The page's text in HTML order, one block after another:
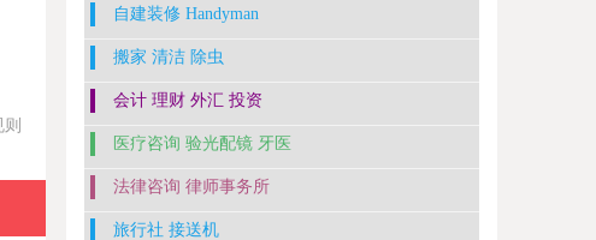
自建装修 Handyman
搬家 清洁 除虫
会计 理财 外汇 投资
医疗咨询 验光配镜 牙医
法律咨询 律师事务所
旅行社 接送机